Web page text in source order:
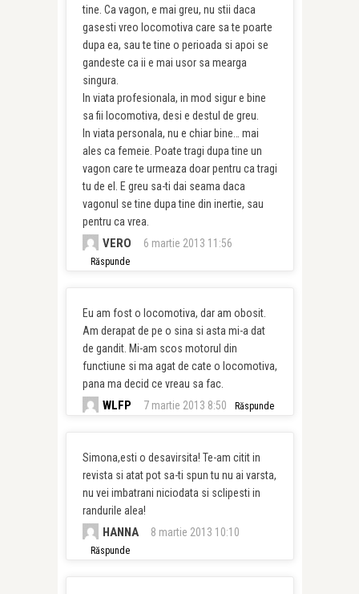
tine. Ca vagon, e mai greu, nu stii daca
gasesti vreo locomotiva care sa te poarte
dupa ea, sau te tine o perioada si apoi se
gandeste ca ii e mai usor sa mearga
singura.
In viata profesionala, in mod sigur e bine
sa fii locomotiva, desi e destul de greu.
In viata personala, nu e chiar bine… mai
ales ca femeie. Poate tragi dupa tine un
vagon care te urmeaza doar pentru ca tragi
tu de el. E greu sa-ti dai seama daca
vagonul se tine dupa tine din inertie, sau
pentru ca vrea.
VERO 6 martie 2013 11:56
Răspunde
Eu am fost o locomotiva, dar am obosit.
Am derapat de pe o sina si asta mi-a dat
de gandit. Mi-am scos motorul din
functiune si ma agat de cate o locomotiva,
pana ma decid ce vreau sa fac.
WLFP 7 martie 2013 8:50 Răspunde
Simona,esti o desavirsita! Te-am citit in
revista si atat pot sa-ti spun tu nu ai varsta,
nu vei imbatrani niciodata si sclipesti in
randurile alea!
HANNA 8 martie 2013 10:10
Răspunde